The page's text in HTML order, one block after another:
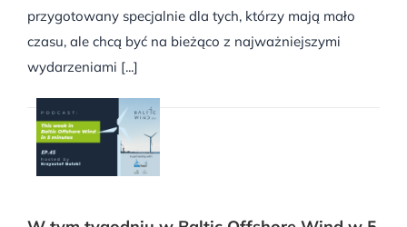
przygotowany specjalnie dla tych, którzy mają mało
czasu, ale chcą być na bieżąco z najważniejszymi
wydarzeniami [...]